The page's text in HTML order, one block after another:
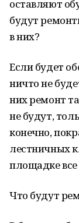
оставляют
будут
в них?
Если будет
ничто не
них ремонт
не будут,
конечно,
лестничных
площадке
Что будут